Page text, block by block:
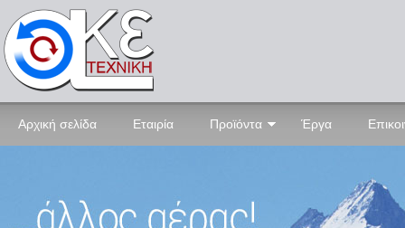
Αρχική σελίδα Εταιρία Προϊόντα Έργα